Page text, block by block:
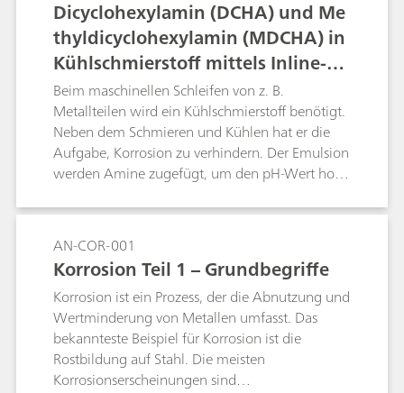
Dicyclohexylamin (DCHA) und Me
thyldicyclohexylamin (MDCHA) in
Kühlschmierstoff mittels Inline-Di
alyse
Beim maschinellen Schleifen von z. B.
Metallteilen wird ein Kühlschmierstoff benötigt.
Neben dem Schmieren und Kühlen hat er die
Aufgabe, Korrosion zu verhindern. Der Emulsion
werden Amine zugefügt, um den pH-Wert hoch
müssen neben anderen Aminkomponenten und
anorganischen Kationen DCHA und MDCHA
analysiert werden. Zur Vermeidung einer
Verunreinigung des IC-Systems mit Öl wird die
Inline-Dialyse eingesetzt. Der Nachweis erfolgt
durch direkte Leitfähigkeitsdetektion.
AN-COR-001
Korrosion Teil 1 – Grundbegriffe
Korrosion ist ein Prozess, der die Abnutzung und
Wertminderung von Metallen umfasst. Das
bekannteste Beispiel für Korrosion ist die
Rostbildung auf Stahl. Die meisten
Korrosionserscheinungen sind